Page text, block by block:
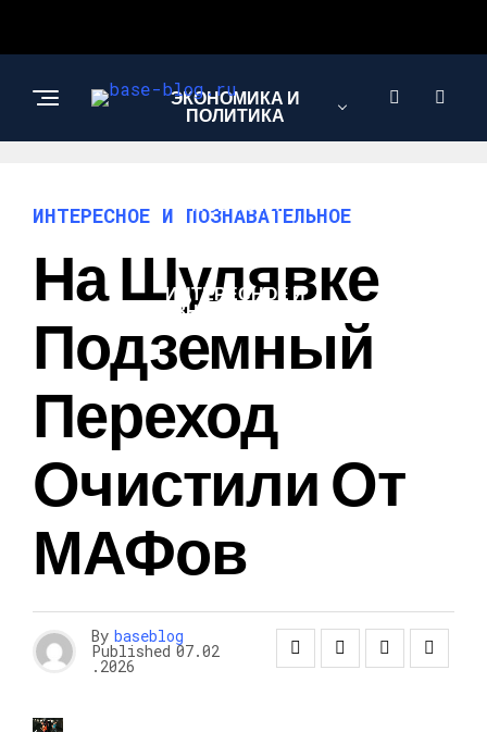
ЭКОНОМИКА И
ПОЛИТИКА
НОВОСТИ
ИНТЕРЕСНОЕ И
ПОЗНАВАТЕЛЬНОЕ
ИНТЕРЕСНОЕ И ПОЗНАВАТЕЛЬНОЕ
На Шулявке
Подземный
Переход
Очистили От
МАФов
By baseblog
Published 07.02
.2026